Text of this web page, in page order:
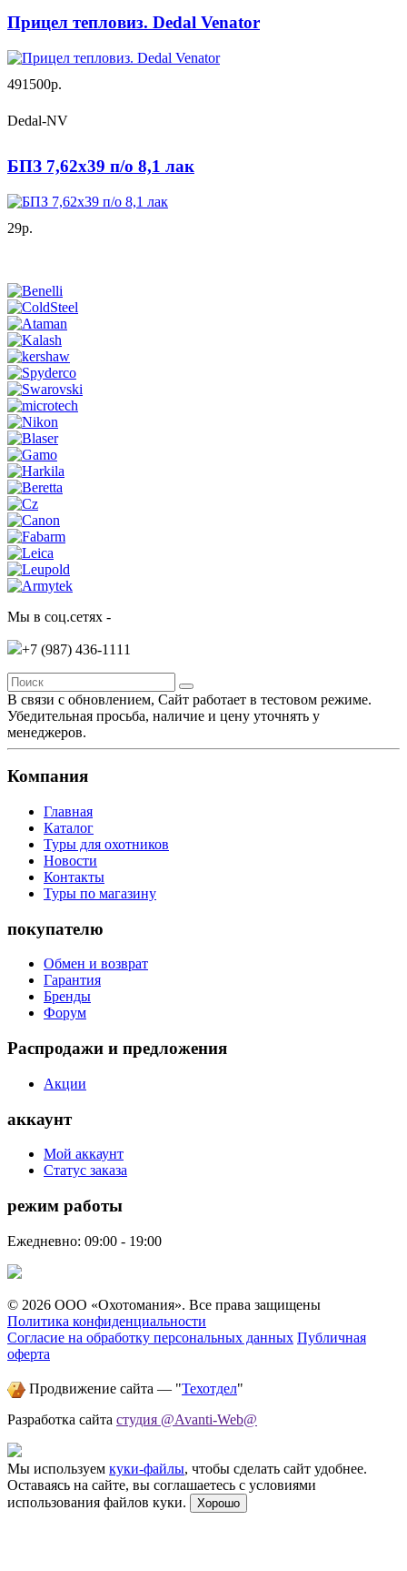
Прицел тепловиз. Dedal Venator
491500р.
Dedal-NV
БПЗ 7,62х39 п/о 8,1 лак
29р.
Мы в соц.сетях -
+7 (987) 436-1111
В связи с обновлением, Сайт работает в тестовом режиме.
Убедительная просьба, наличие и цену уточнять у
менеджеров.
Компания
Главная
Каталог
Туры для охотников
Новости
Контакты
Туры по магазину
покупателю
Обмен и возврат
Гарантия
Бренды
Форум
Распродажи и предложения
Акции
аккаунт
Мой аккаунт
Статус заказа
режим работы
Ежедневно: 09:00 - 19:00
© 2026 ООО «Охотомания». Все права защищены
Политика конфиденциальности
Согласие на обработку персональных данных Публичная
оферта
Продвижение сайта — "Техотдел"
Разработка сайта студия @Avanti-Web@
Мы используем куки-файлы, чтобы сделать сайт удобнее.
Оставаясь на сайте, вы соглашаетесь с условиями
использования файлов куки.
Хорошо